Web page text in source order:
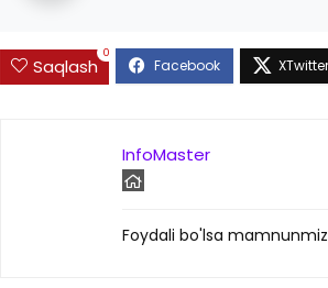
Saqlash
0
InfoMaster
Foydali bo'lsa mamnunmiz